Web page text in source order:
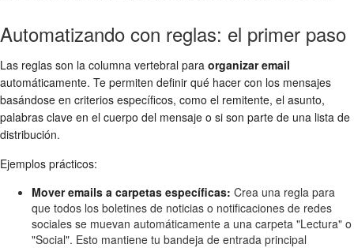
Automatizando con reglas: el primer paso
Las reglas son la columna vertebral para organizar email
automáticamente. Te permiten definir qué hacer con los mensajes
basándose en criterios específicos, como el remitente, el asunto,
palabras clave en el cuerpo del mensaje o si son parte de una lista de
distribución.
Ejemplos prácticos:
Mover emails a carpetas específicas: Crea una regla para
que todos los boletines de noticias o notificaciones de redes
sociales se muevan automáticamente a una carpeta "Lectura" o
"Social". Esto mantiene tu bandeja de entrada principal